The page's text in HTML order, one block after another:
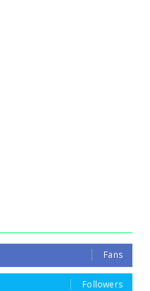
Fans
Followers